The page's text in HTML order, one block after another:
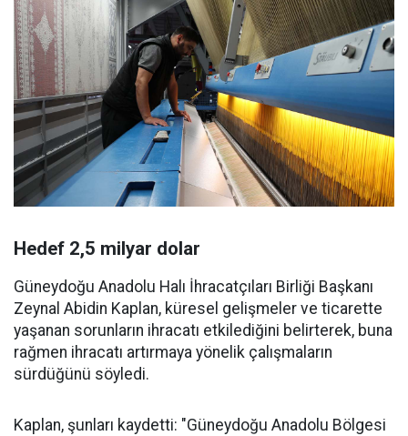
Hedef 2,5 milyar dolar
Güneydoğu Anadolu Halı İhracatçıları Birliği Başkanı
Zeynal Abidin Kaplan, küresel gelişmeler ve ticarette
yaşanan sorunların ihracatı etkilediğini belirterek, buna
rağmen ihracatı artırmaya yönelik çalışmaların
sürdüğünü söyledi.
Kaplan, şunları kaydetti: "Güneydoğu Anadolu Bölgesi